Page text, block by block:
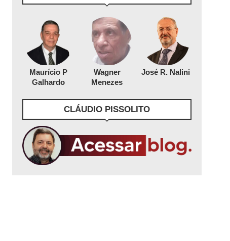
Maurício P
Galhardo
Wagner
Menezes
José R. Nalini
CLÁUDIO PISSOLITO